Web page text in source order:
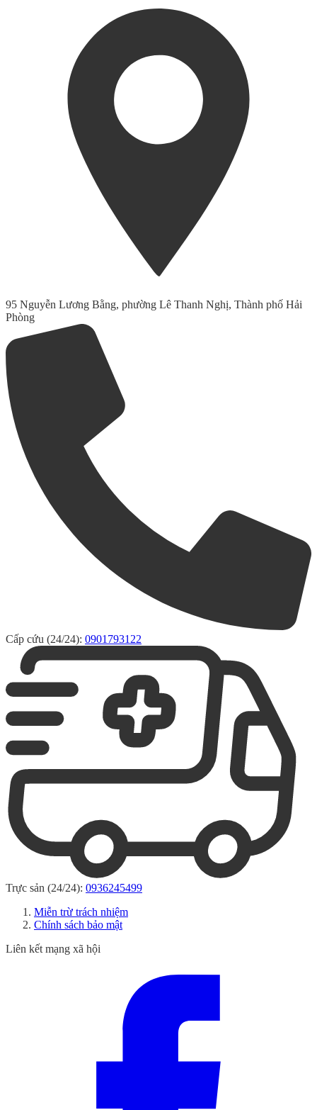
95 Nguyễn Lương Bằng, phường Lê Thanh Nghị, Thành phố Hải
Phòng
Cấp cứu (24/24): 0901793122
Trực sản (24/24): 0936245499
Miễn trừ trách nhiệm
Chính sách bảo mật
Liên kết mạng xã hội